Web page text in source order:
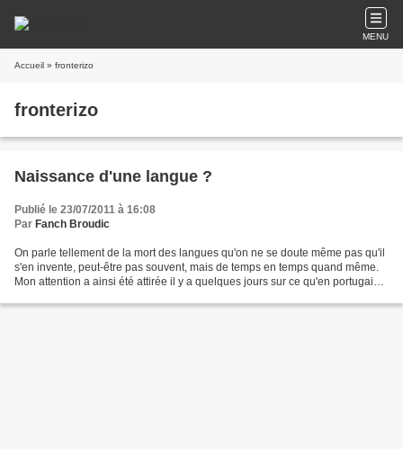
MENU
Accueil » fronterizo
fronterizo
Naissance d'une langue ?
Publié le 23/07/2011 à 16:08
Par Fanch Broudic
On parle tellement de la mort des langues qu'on ne se doute même pas qu'il
s'en invente, peut-être pas souvent, mais de temps en temps quand même.
Mon attention a ainsi été attirée il y a quelques jours sur ce qu'en portugais